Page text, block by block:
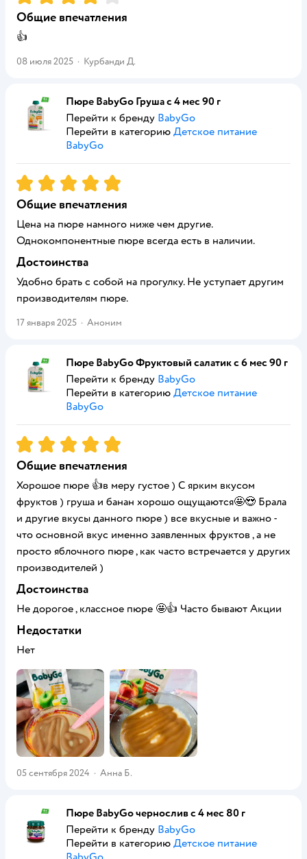
Общие впечатления
👍
08 июля 2025 · Курбанди Д.
Пюре BabyGo Груша с 4 мес 90 г
Перейти к бренду BabyGo
Перейти в категорию Детское питание
BabyGo
Рейтинг:5
Общие впечатления
Цена на пюре намного ниже чем другие.
Однокомпонентные пюре всегда есть в наличии.
Достоинства
Удобно брать с собой на прогулку. Не уступает другим
производителям пюре.
17 января 2025 · Аноним
Пюре BabyGo Фруктовый салатик с 6 мес 90 г
Перейти к бренду BabyGo
Перейти в категорию Детское питание
BabyGo
Рейтинг:5
Общие впечатления
Хорошое пюре 👍в меру густое ) С ярким вкусом
фруктов ) груша и банан хорошо ощущаются🤩😍 Брала
и другие вкусы данного пюре ) все вкусные и важно -
что основной вкус именно заявленных фруктов , а не
просто яблочного пюре , как часто встречается у других
производителей )
Достоинства
Не дорогое , классное пюре 🤩👍 Часто бывают Акции
Недостатки
Нет
05 сентября 2024 · Анна Б.
Пюре BabyGo чернослив с 4 мес 80 г
Перейти к бренду BabyGo
Перейти в категорию Детское питание